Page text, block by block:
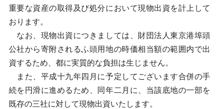
重要な資産の取得及び処分において現物出資を計上して
おります。
なお、現物出資につきましては、財団法人東京港埠頭
公社から寄附されるふ頭用地の時価相当額の範囲内で出
資するため、都に実質的な負担は生じません。
また、平成十九年四月に予定してございます合併の手
続を円滑に進めるため、同年二月に、当該底地の一部を
既存の三社に対して現物出資いたします。